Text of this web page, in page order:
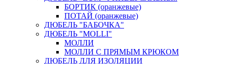
БОРТИК (оранжевые)
ПОТАЙ (оранжевые)
ДЮБЕЛЬ "БАБОЧКА"
ДЮБЕЛЬ "МOLLI"
МОЛЛИ
МОЛЛИ С ПРЯМЫМ КРЮКОМ
ДЮБЕЛЬ ДЛЯ ИЗОЛЯЦИИ